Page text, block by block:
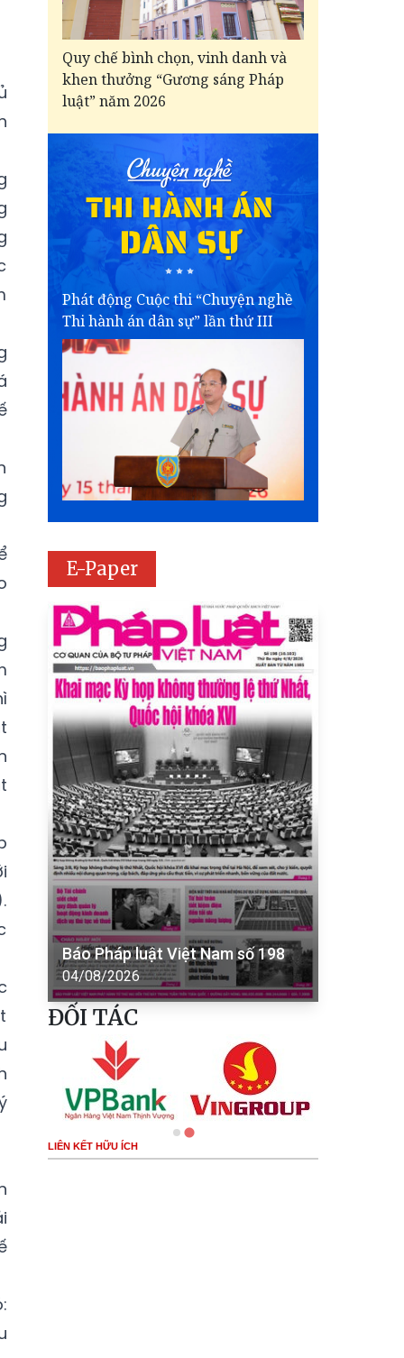
Quy chế bình chọn, vinh danh và
khen thưởng “Gương sáng Pháp
luật” năm 2026
Phát động Cuộc thi “Chuyện nghề
Thi hành án dân sự” lần thứ III
E-Paper
Báo Pháp luật Việt Nam số 198
04/08/2026
ĐỐI TÁC
LIÊN KẾT HỮU ÍCH